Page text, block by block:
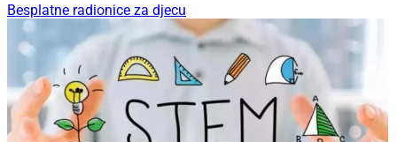
Besplatne radionice za djecu